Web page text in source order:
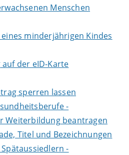
Menschen
minderjährigen Kindes
der eID-Karte
sperren lassen
-
Weiterbildung beantragen
Titel und Bezeichnungen
-